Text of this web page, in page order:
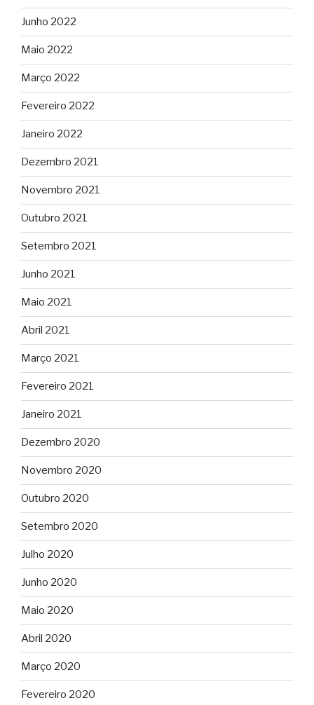
Junho 2022
Maio 2022
Março 2022
Fevereiro 2022
Janeiro 2022
Dezembro 2021
Novembro 2021
Outubro 2021
Setembro 2021
Junho 2021
Maio 2021
Abril 2021
Março 2021
Fevereiro 2021
Janeiro 2021
Dezembro 2020
Novembro 2020
Outubro 2020
Setembro 2020
Julho 2020
Junho 2020
Maio 2020
Abril 2020
Março 2020
Fevereiro 2020